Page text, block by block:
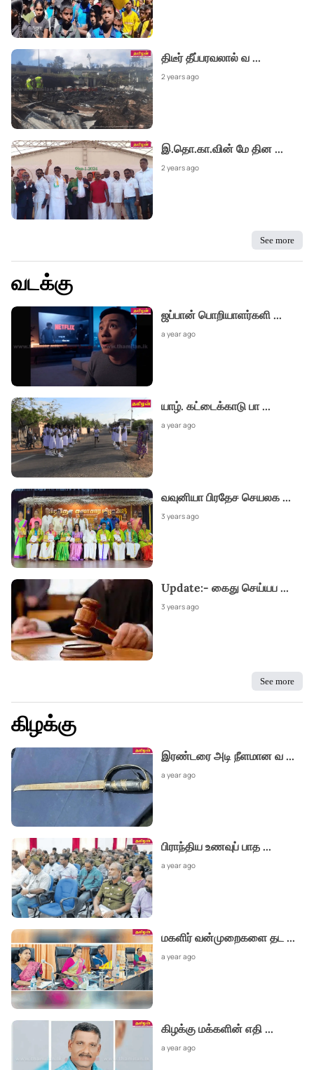
திடீர் தீப்பரவலால் வ ...
2 years ago
இ.தொ.கா.வின் மே தின ...
2 years ago
See more
வடக்கு
ஜப்பான் பொறியாளர்களி ...
a year ago
யாழ். கட்டைக்காடு பா...
a year ago
வவுனியா பிரதேச செயலக ...
3 years ago
Update:- கைது செய்யப ...
3 years ago
See more
கிழக்கு
இரண்டரை அடி நீளமான வ ...
a year ago
பிராந்திய உணவுப் பாத ...
a year ago
மகளிர் வன்முறைகளை தட ...
a year ago
கிழக்கு மக்களின் எதி ...
a year ago